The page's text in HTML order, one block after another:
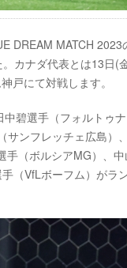
DREAM MATCH
カナダ代表とは13日(
戸にて対戦します。
碧選手（フォルトゥ
ンフレッチェ広島）
（ボルシアMG）、
（VfLボーフム）がラ